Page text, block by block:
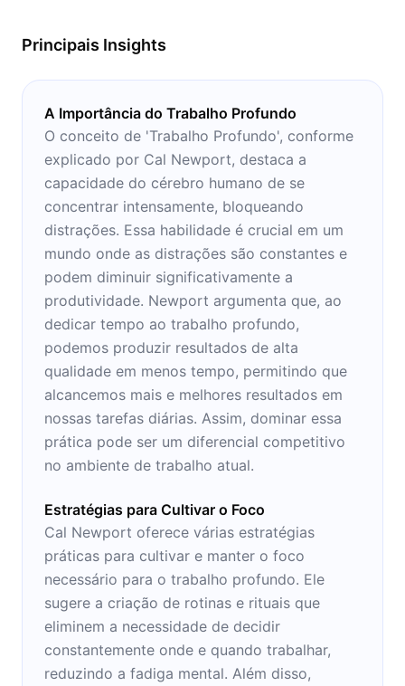
Principais Insights
A Importância do Trabalho Profundo
O conceito de 'Trabalho Profundo', conforme
explicado por Cal Newport, destaca a
capacidade do cérebro humano de se
concentrar intensamente, bloqueando
distrações. Essa habilidade é crucial em um
mundo onde as distrações são constantes e
podem diminuir significativamente a
produtividade. Newport argumenta que, ao
dedicar tempo ao trabalho profundo,
podemos produzir resultados de alta
qualidade em menos tempo, permitindo que
alcancemos mais e melhores resultados em
nossas tarefas diárias. Assim, dominar essa
prática pode ser um diferencial competitivo
no ambiente de trabalho atual.
Estratégias para Cultivar o Foco
Cal Newport oferece várias estratégias
práticas para cultivar e manter o foco
necessário para o trabalho profundo. Ele
sugere a criação de rotinas e rituais que
eliminem a necessidade de decidir
constantemente onde e quando trabalhar,
reduzindo a fadiga mental. Além disso,